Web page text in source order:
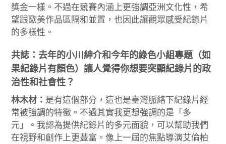
獎金一樣。不過在競賽內涵上更強調亞洲文化性，希
望跟歐美作品區隔和並置，也因此讓觀眾感受紀錄片
的多樣性。
共誌： 去年的小川紳介和今年的綠色小組專題（如
果紀錄片有顏色）讓人覺得你想要突顯紀錄片的政
治性和社會性？
林木材： 是有這個部分，這也是臺灣脈絡下紀錄片經
常被強調的特徵。不過其實我更想強調的是「多
元」。我認為提供紀錄片的多元面貌，可以幫助我們
在視野和創作上更豐富。像上一屆的焦點導演艾倫柏